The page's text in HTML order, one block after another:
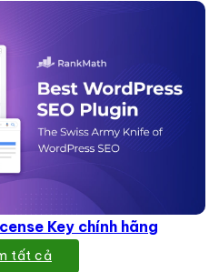
Key chính hãng
tất cả